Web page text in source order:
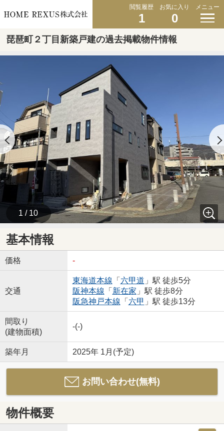
閲覧履歴
1
お気に入り
0
メニュー
琵琶町２丁目新築戸建の過去掲載物件情報
1 / 10
基本情報
価格 -
交通
東海道本線 「 六甲道 」駅 徒歩5分
阪神本線 「 新在家 」駅 徒歩8分
阪急神戸本線 「 六甲 」駅 徒歩13分
間取り
(建物面積)
-(-)
築年月 2025年 1月(予定)
お問い合わせ(無料)
物件概要